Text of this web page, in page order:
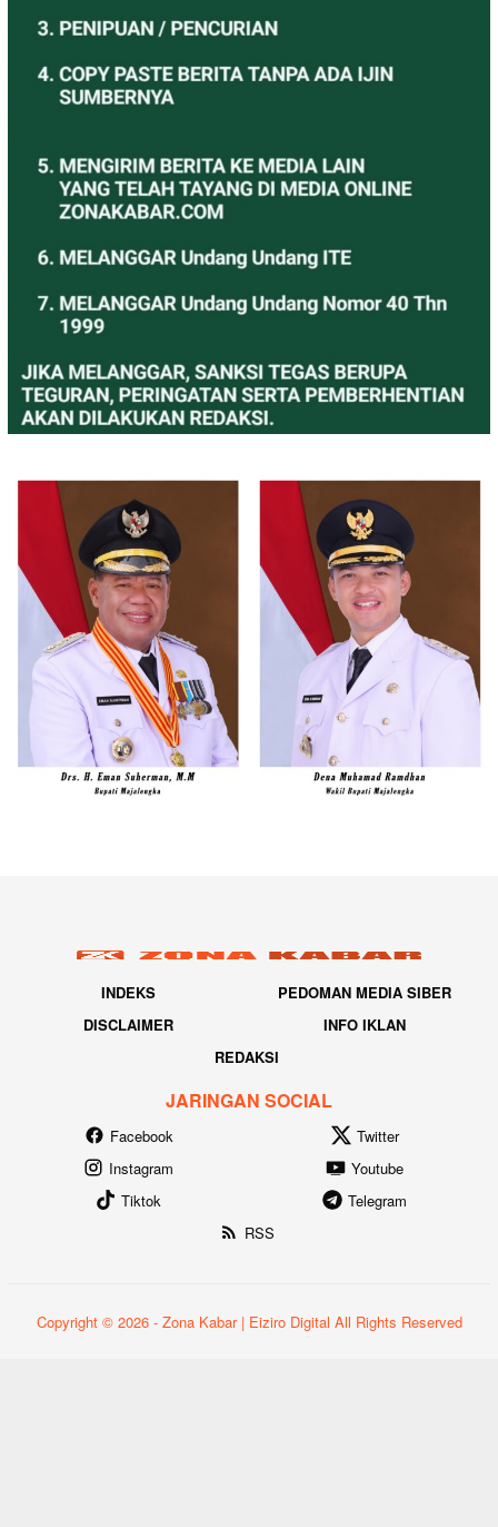
INDEKS
PEDOMAN MEDIA SIBER
DISCLAIMER
INFO IKLAN
REDAKSI
JARINGAN SOCIAL
Facebook
Twitter
Instagram
Youtube
Tiktok
Telegram
RSS
Copyright © 2026 - Zona Kabar | Eiziro Digital All Rights Reserved